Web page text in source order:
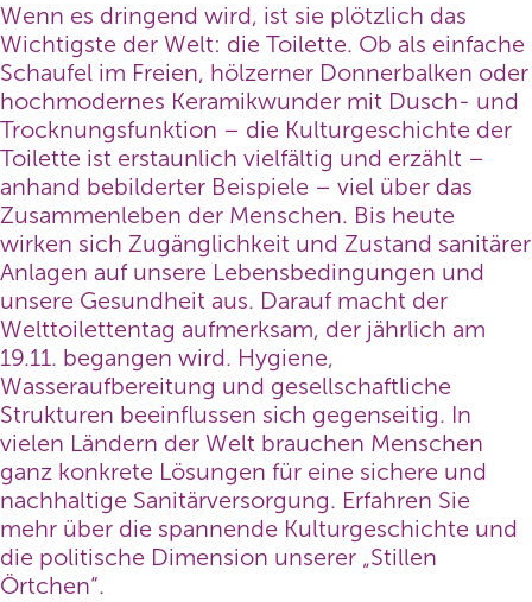
Wenn es dringend wird, ist sie plötzlich das
Wichtigste der Welt: die Toilette. Ob als einfache
Schaufel im Freien, hölzerner Donnerbalken oder
hochmodernes Keramik­wunder mit Dusch- und
Trocknungsfunktion – die Kulturgeschichte der
Toilette ist erstaunlich vielfältig und erzählt –
anhand bebilderter Beispiele – viel über das
Zusammenleben der Menschen. Bis heute
wirken sich Zugänglichkeit und Zustand sanitärer
Anlagen auf unsere Lebensbedingungen und
unsere Gesundheit aus. Darauf macht der
Welttoilettentag aufmerksam, der jährlich am
19.11. begangen wird. Hygiene,
Wasseraufbereitung und gesellschaftliche
Strukturen beeinflussen sich gegenseitig. In
vielen Ländern der Welt brauchen Menschen
ganz konkrete Lösungen für eine sichere und
nachhaltige Sanitärversorgung. Erfahren Sie
mehr über die spannende Kulturgeschichte und
die politische Dimension unserer „Stillen
Örtchen“.